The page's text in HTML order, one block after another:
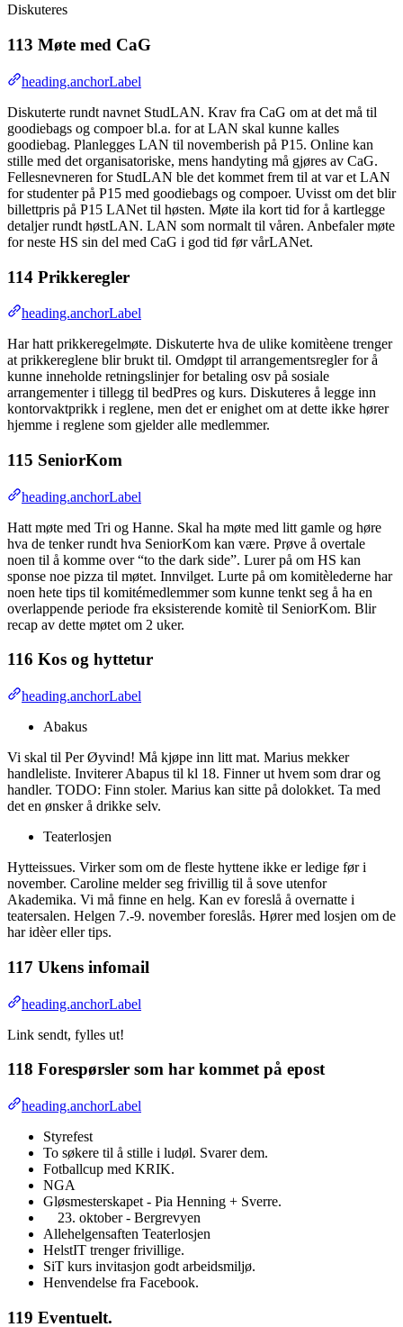
Diskuteres
113 Møte med CaG
heading.anchorLabel
Diskuterte rundt navnet StudLAN. Krav fra CaG om at det må til
goodiebags og compoer bl.a. for at LAN skal kunne kalles
goodiebag. Planlegges LAN til novemberish på P15. Online kan
stille med det organisatoriske, mens handyting må gjøres av CaG.
Fellesnevneren for StudLAN ble det kommet frem til at var et LAN
for studenter på P15 med goodiebags og compoer. Uvisst om det blir
billettpris på P15 LANet til høsten. Møte ila kort tid for å kartlegge
detaljer rundt høstLAN. LAN som normalt til våren. Anbefaler møte
for neste HS sin del med CaG i god tid før vårLANet.
114 Prikkeregler
heading.anchorLabel
Har hatt prikkeregelmøte. Diskuterte hva de ulike komitèene trenger
at prikkereglene blir brukt til. Omdøpt til arrangementsregler for å
kunne inneholde retningslinjer for betaling osv på sosiale
arrangementer i tillegg til bedPres og kurs. Diskuteres å legge inn
kontorvaktprikk i reglene, men det er enighet om at dette ikke hører
hjemme i reglene som gjelder alle medlemmer.
115 SeniorKom
heading.anchorLabel
Hatt møte med Tri og Hanne. Skal ha møte med litt gamle og høre
hva de tenker rundt hva SeniorKom kan være. Prøve å overtale
noen til å komme over “to the dark side”. Lurer på om HS kan
sponse noe pizza til møtet. Innvilget. Lurte på om komitèlederne har
noen hete tips til komitémedlemmer som kunne tenkt seg å ha en
overlappende periode fra eksisterende komitè til SeniorKom. Blir
recap av dette møtet om 2 uker.
116 Kos og hyttetur
heading.anchorLabel
Abakus
Vi skal til Per Øyvind! Må kjøpe inn litt mat. Marius mekker
handleliste. Inviterer Abapus til kl 18. Finner ut hvem som drar og
handler. TODO: Finn stoler. Marius kan sitte på dolokket. Ta med
det en ønsker å drikke selv.
Teaterlosjen
Hytteissues. Virker som om de fleste hyttene ikke er ledige før i
november. Caroline melder seg frivillig til å sove utenfor
Akademika. Vi må finne en helg. Kan ev foreslå å overnatte i
teatersalen. Helgen 7.-9. november foreslås. Hører med losjen om de
har idèer eller tips.
117 Ukens infomail
heading.anchorLabel
Link sendt, fylles ut!
118 Forespørsler som har kommet på epost
heading.anchorLabel
Styrefest
To søkere til å stille i ludøl. Svarer dem.
Fotballcup med KRIK.
NGA
Gløsmesterskapet - Pia Henning + Sverre.
oktober - Bergrevyen
Allehelgensaften Teaterlosjen
HelstIT trenger frivillige.
SiT kurs invitasjon godt arbeidsmiljø.
Henvendelse fra Facebook.
119 Eventuelt.